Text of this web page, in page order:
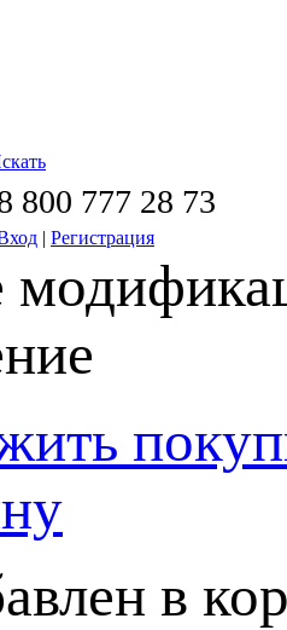
800 777 28 73
| Регистрация
в